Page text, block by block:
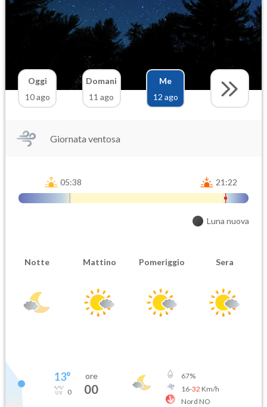
Oggi
10 ago
Domani
11 ago
Me
12 ago
Giornata ventosa
05:38 21:22
Luna nuova
Notte Mattino Pomeriggio Sera
13°
0
ore
00
67%
16-32 Km/h
Nord NO